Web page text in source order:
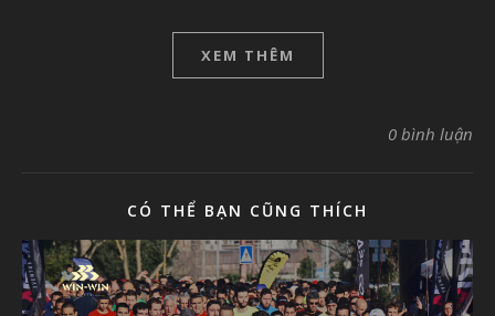
XEM THÊM
0 bình luận
CÓ THỂ BẠN CŨNG THÍCH